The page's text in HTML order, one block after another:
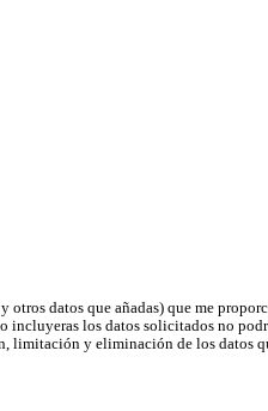
datos que añadas) que me
incluyeras los datos solicitados no
limitación y eliminación de los datos